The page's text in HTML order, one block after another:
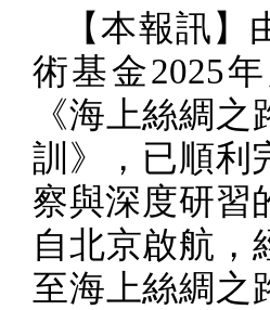
【本報訊
術基金2025
《海上絲綢
訓》，已順利
察與深度研習
自北京啟航，
至海上絲綢之